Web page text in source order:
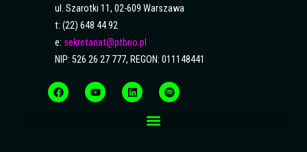
ul. Szarotki 11, 02-609 Warszawa
t: (22) 648 44 92
e: sekretariat@ptbrio.pl
NIP: 526 26 27 777, REGON: 011148441
a
c
e
o
u
t
i
n
k
p
o
t